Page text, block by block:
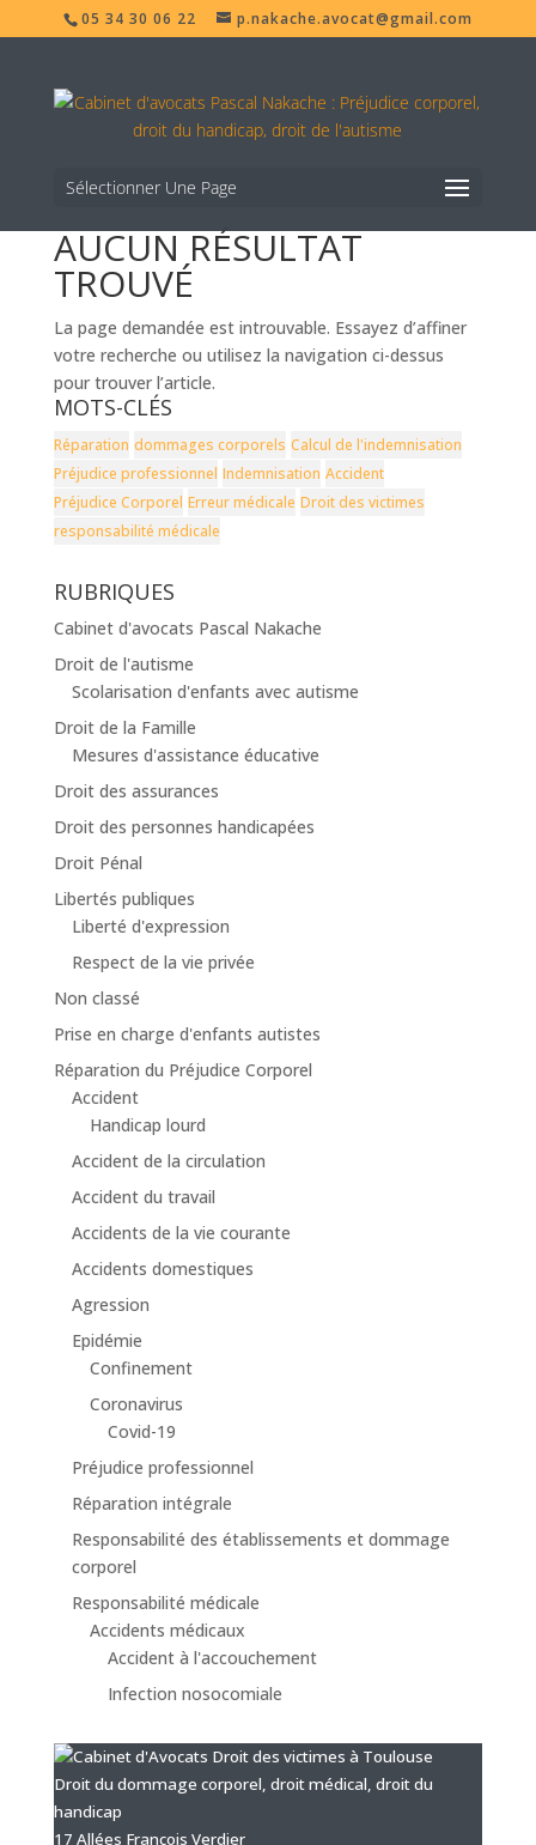
05 34 30 06 22 p.nakache.avocat@gmail.com
Sélectionner Une Page
AUCUN RÉSULTAT
TROUVÉ
La page demandée est introuvable. Essayez d’affiner
votre recherche ou utilisez la navigation ci-dessus
pour trouver l’article.
MOTS-CLÉS
Réparation dommages corporels Calcul de l'indemnisation
Préjudice professionnel Indemnisation Accident
Préjudice Corporel Erreur médicale Droit des victimes
responsabilité médicale
RUBRIQUES
Cabinet d'avocats Pascal Nakache
Droit de l'autisme
Scolarisation d'enfants avec autisme
Droit de la Famille
Mesures d'assistance éducative
Droit des assurances
Droit des personnes handicapées
Droit Pénal
Libertés publiques
Liberté d'expression
Respect de la vie privée
Non classé
Prise en charge d'enfants autistes
Réparation du Préjudice Corporel
Accident
Handicap lourd
Accident de la circulation
Accident du travail
Accidents de la vie courante
Accidents domestiques
Agression
Epidémie
Confinement
Coronavirus
Covid-19
Préjudice professionnel
Réparation intégrale
Responsabilité des établissements et dommage
corporel
Responsabilité médicale
Accidents médicaux
Accident à l'accouchement
Infection nosocomiale
Droit du dommage corporel, droit médical, droit du
handicap
17 Allées François Verdier